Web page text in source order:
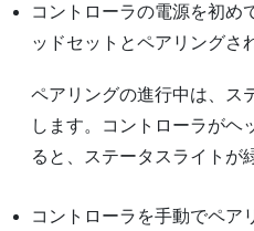
コントローラの電源を初め
ッドセットとペアリングさ
ペアリングの進行中は、ス
します。コントローラがヘ
ると、ステータスライトが
コントローラを手動でペア